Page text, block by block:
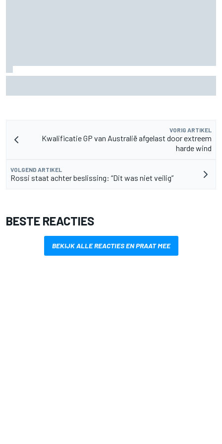
VORIG ARTIKEL
Kwalificatie GP van Australië afgelast door extreem
harde wind
VOLGEND ARTIKEL
Rossi staat achter beslissing: “Dit was niet veilig”
BESTE REACTIES
BEKIJK ALLE REACTIES EN PRAAT MEE